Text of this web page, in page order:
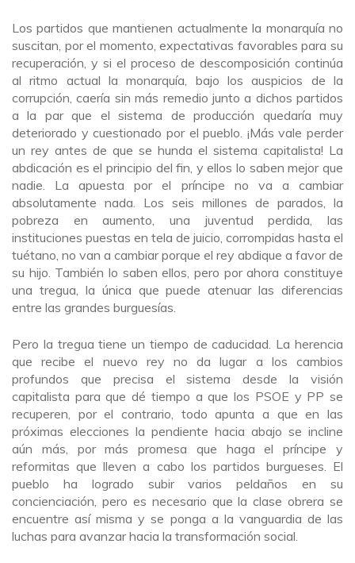
Los partidos que mantienen actualmente la monarquía no
suscitan, por el momento, expectativas favorables para su
recuperación, y si el proceso de descomposición continúa
al ritmo actual la monarquía, bajo los auspicios de la
corrupción, caería sin más remedio junto a dichos partidos
a la par que el sistema de producción quedaría muy
deteriorado y cuestionado por el pueblo. ¡Más vale perder
un rey antes de que se hunda el sistema capitalista! La
abdicación es el principio del fin, y ellos lo saben mejor que
nadie. La apuesta por el príncipe no va a cambiar
absolutamente nada. Los seis millones de parados, la
pobreza en aumento, una juventud perdida, las
instituciones puestas en tela de juicio, corrompidas hasta el
tuétano, no van a cambiar porque el rey abdique a favor de
su hijo. También lo saben ellos, pero por ahora constituye
una tregua, la única que puede atenuar las diferencias
entre las grandes burguesías.
Pero la tregua tiene un tiempo de caducidad. La herencia
que recibe el nuevo rey no da lugar a los cambios
profundos que precisa el sistema desde la visión
capitalista para que dé tiempo a que los PSOE y PP se
recuperen, por el contrario, todo apunta a que en las
próximas elecciones la pendiente hacia abajo se incline
aún más, por más promesa que haga el príncipe y
reformitas que lleven a cabo los partidos burgueses. El
pueblo ha logrado subir varios peldaños en su
concienciación, pero es necesario que la clase obrera se
encuentre así misma y se ponga a la vanguardia de las
luchas para avanzar hacia la transformación social.